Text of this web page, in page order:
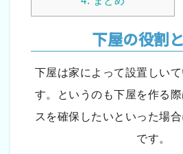
下屋の役割
下屋は家によって設置しい
す。というのも下屋を作る
スを確保したいといった場
です。